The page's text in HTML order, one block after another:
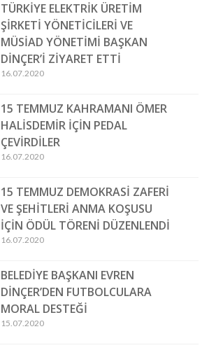
TÜRKİYE ELEKTRİK ÜRETİM
ŞİRKETİ YÖNETİCİLERİ VE
MÜSİAD YÖNETİMİ BAŞKAN
DİNÇER’İ ZİYARET ETTİ
16.07.2020
15 TEMMUZ KAHRAMANI ÖMER
HALİSDEMİR İÇİN PEDAL
ÇEVİRDİLER
16.07.2020
15 TEMMUZ DEMOKRASİ ZAFERİ
VE ŞEHİTLERİ ANMA KOŞUSU
İÇİN ÖDÜL TÖRENİ DÜZENLENDİ
16.07.2020
BELEDİYE BAŞKANI EVREN
DİNÇER’DEN FUTBOLCULARA
MORAL DESTEĞİ
15.07.2020